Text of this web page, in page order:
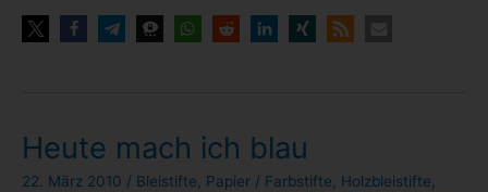
Heute mach ich blau
22. März 2010 / Bleistifte, Papier / Farbstifte, Holzbleistifte,